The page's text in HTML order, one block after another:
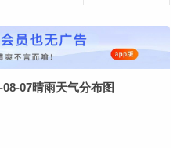
07晴雨天气分布图